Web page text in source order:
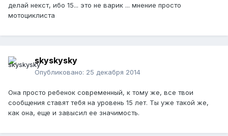
делай некст, ибо 15... это не варик ... мнение просто
мотоциклиста
skyskysky
Опубликовано: 25 декабря 2014
Она просто ребенок современный, к тому же, все твои
сообщения ставят тебя на уровень 15 лет. Ты уже такой же,
как она, еще и завысил ее значимость.